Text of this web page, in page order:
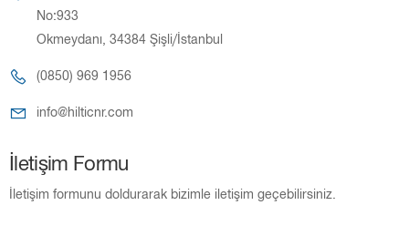
No:933
Okmeydanı, 34384 Şişli/İstanbul
(0850) 969 1956
info@hilticnr.com
İletişim Formu
İletişim formunu doldurarak bizimle iletişim geçebilirsiniz.